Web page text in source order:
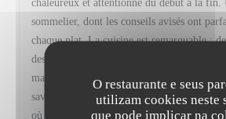
O restaurante e seus
utilizam cookies neste
que pode implicar na
chaleureux et attentionné du début à la fin.
sommelier, dont les conseils avisés ont
chaque plat. La cuisine est remarquable :
des produits de grande qualité, des
maîtrisés et un équilibre des saveurs qui
savoir-faire. Une adresse que je
où je reviendrai avec grand plaisir.